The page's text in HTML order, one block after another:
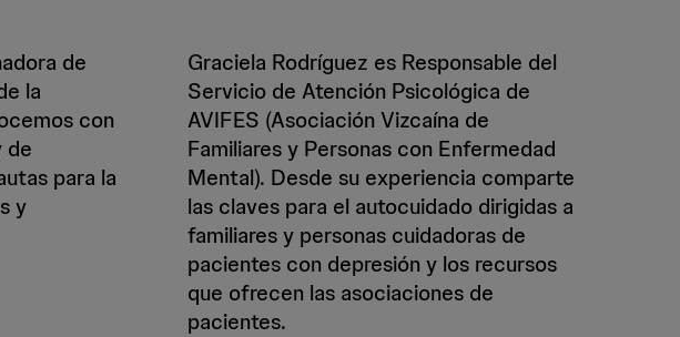
de
la
con
de
para la
y
Graciela Rodríguez es Responsable del
Servicio de Atención Psicológica de
AVIFES (Asociación Vizcaína de
Familiares y Personas con Enfermedad
Mental). Desde su experiencia comparte
las claves para el autocuidado dirigidas a
familiares y personas cuidadoras de
pacientes con depresión y los recursos
que ofrecen las asociaciones de
pacientes.